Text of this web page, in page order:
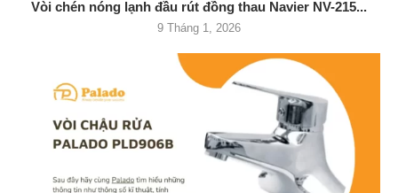
Vòi chén nóng lạnh đầu rút đồng thau Navier NV-215...
9 Tháng 1, 2026